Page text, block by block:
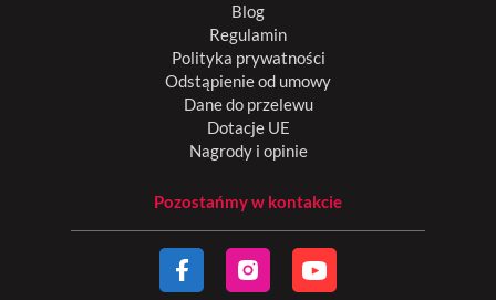
Blog
Regulamin
Polityka prywatności
Odstąpienie od umowy
Dane do przelewu
Dotacje UE
Nagrody i opinie
Pozostańmy w kontakcie